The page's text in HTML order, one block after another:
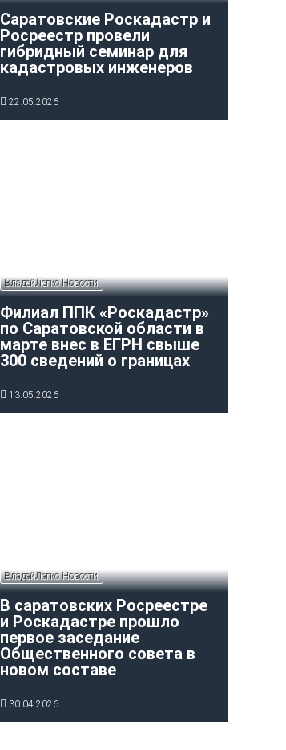
Саратовские Роскадастр и
Росреестр провели
гибридный семинар для
кадастровых инженеров
22.05.2026
ВладейЛегко Новости
Филиал ППК «Роскадастр»
по Саратовской области в
марте внес в ЕГРН свыше
300 сведений о границах
13.05.2026
ВладейЛегко Новости
В саратовских Росреестре
и Роскадастре прошло
первое заседание
Общественного совета в
новом составе
30.04.2026